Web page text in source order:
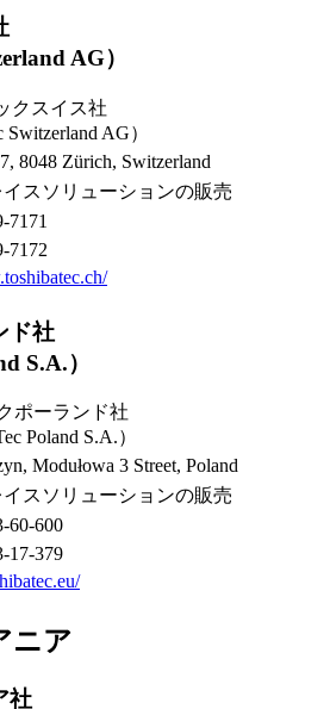
AG）
クスイス社
Switzerland AG）
8048 Zürich, Switzerland
スソリューションの販売
7171
7172
ド社
S.A.）
ポーランド社
Poland S.A.）
Modułowa 3 Street, Poland
スソリューションの販売
60-600
17-379
ニア
社